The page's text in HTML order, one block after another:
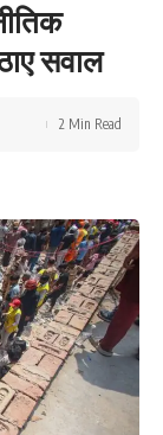
सवाल
2 Min Read